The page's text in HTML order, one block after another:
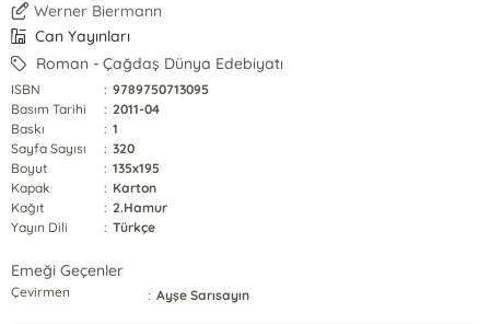
Werner Biermann
Can Yayınları
Roman - Çağdaş Dünya Edebiyatı
ISBN : 9789750713095
Basım Tarihi
: 2011-04
Baskı
: 1
Sayfa Sayısı
: 320
Boyut
: 135x195
Kapak
: Karton
Kağıt
: 2.Hamur
Yayın Dili
: Türkçe
Emeği Geçenler
Çevirmen : Ayşe Sarısayın